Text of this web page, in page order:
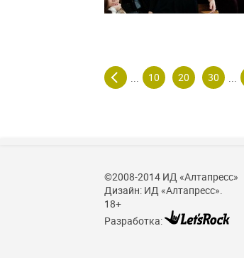
10 20 30
©2008-2014 ИД «Алтапресс»
Дизайн: ИД «Алтапресс».
18+
Разработка: